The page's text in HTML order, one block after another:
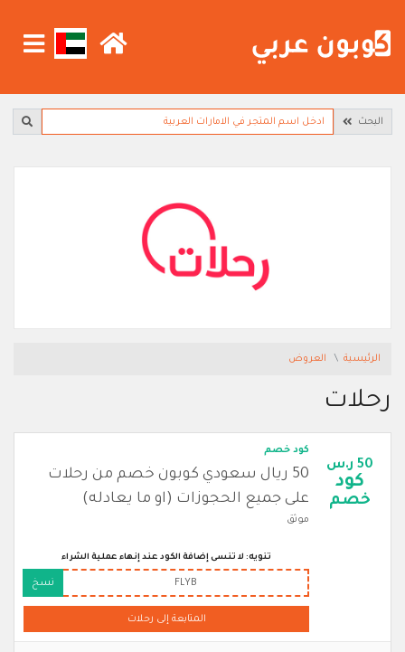
البحث
الرئيسية العروض
رحلات
50 ر.س
كود
خصم
كود خصم
50 ريال سعودي كوبون خصم من رحلات
على جميع الحجوزات (او ما يعادله)
موثق
تنويه: لا تنسى إضافة الكود عند إنهاء عملية الشراء
FLYB نسخ
المتابعة إلى رحلات